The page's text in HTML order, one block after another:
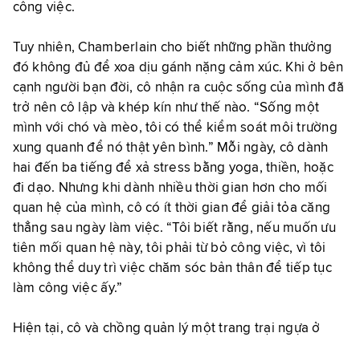
công việc.
Tuy nhiên, Chamberlain cho biết những phần thưởng
đó không đủ để xoa dịu gánh nặng cảm xúc. Khi ở bên
cạnh người bạn đời, cô nhận ra cuộc sống của mình đã
trở nên cô lập và khép kín như thế nào. “Sống một
mình với chó và mèo, tôi có thể kiểm soát môi trường
xung quanh để nó thật yên bình.” Mỗi ngày, cô dành
hai đến ba tiếng để xả stress bằng yoga, thiền, hoặc
đi dạo. Nhưng khi dành nhiều thời gian hơn cho mối
quan hệ của mình, cô có ít thời gian để giải tỏa căng
thẳng sau ngày làm việc. “Tôi biết rằng, nếu muốn ưu
tiên mối quan hệ này, tôi phải từ bỏ công việc, vì tôi
không thể duy trì việc chăm sóc bản thân để tiếp tục
làm công việc ấy.”
Hiện tại, cô và chồng quản lý một trang trại ngựa ở